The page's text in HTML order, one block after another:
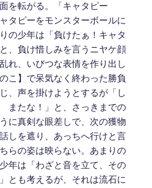
を転がる。「キャタピー
タピーをモンスターボールに
の少年は「負けたぁ！キャタ
、負け惜しみを言うニヤケ顔
れ、いびつな表情を作り出し
こ】で呆気なく終わった勝負
、声を掛けようとするが「し
たな！」と、さっきまでの
に真剣な眼差しで、次の獲物
しを遮り、あっちへ行けと言
らの姿は映らない。あまりの
年は「わざと音を立て、その
とも考えるが、それは流石に